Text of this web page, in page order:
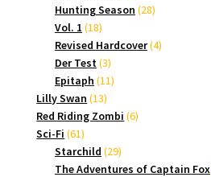
Produkte
Hunting Season 2828
Vol. 1 1818
Produkte
Revised Hardcover 44
Der Test 33
Produkte
Epitaph 1111
Lilly Swan 1313
Produkte
Red Riding Zombi 66
Sci-Fi 6161
Produkte
Starchild 2929
Produkte
The Adventures of Captain Fox